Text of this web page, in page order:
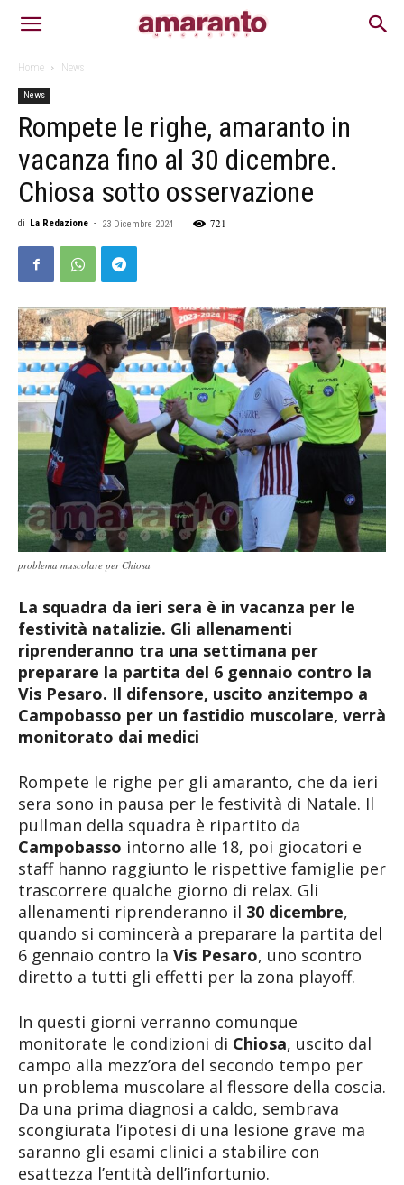
Home News
News
Rompete le righe, amaranto in
vacanza fino al 30 dicembre.
Chiosa sotto osservazione
di La Redazione - 23 Dicembre 2024 721
problema muscolare per Chiosa
La squadra da ieri sera è in vacanza per le
festività natalizie. Gli allenamenti
riprenderanno tra una settimana per
preparare la partita del 6 gennaio contro la
Vis Pesaro. Il difensore, uscito anzitempo a
Campobasso per un fastidio muscolare, verrà
monitorato dai medici
Rompete le righe per gli amaranto, che da ieri
sera sono in pausa per le festività di Natale. Il
pullman della squadra è ripartito da
Campobasso intorno alle 18, poi giocatori e
staff hanno raggiunto le rispettive famiglie per
trascorrere qualche giorno di relax. Gli
allenamenti riprenderanno il 30 dicembre,
quando si comincerà a preparare la partita del
6 gennaio contro la Vis Pesaro, uno scontro
diretto a tutti gli effetti per la zona playoff.
In questi giorni verranno comunque
monitorate le condizioni di Chiosa, uscito dal
campo alla mezz’ora del secondo tempo per
un problema muscolare al flessore della coscia.
Da una prima diagnosi a caldo, sembrava
scongiurata l’ipotesi di una lesione grave ma
saranno gli esami clinici a stabilire con
esattezza l’entità dell’infortunio.